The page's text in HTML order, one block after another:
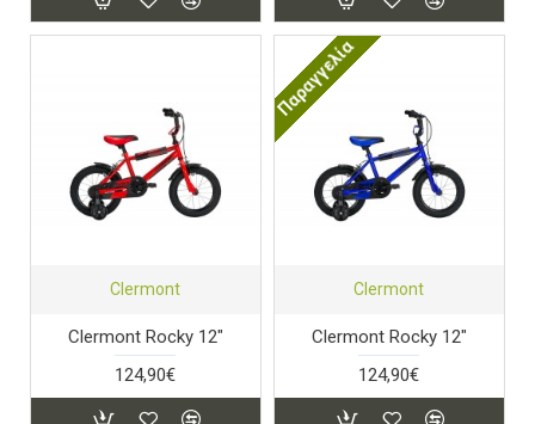
Clermont
Clermont Rocky 12"
124,90€
Παραγγελία
Clermont
Clermont Rocky 12"
124,90€